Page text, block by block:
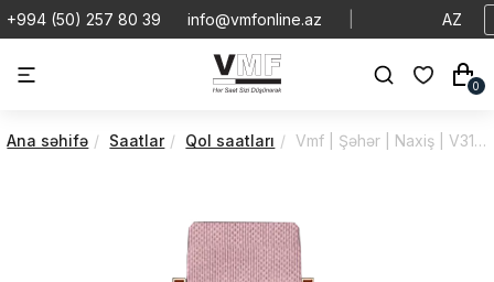
+994 (50) 257 80 39 info@vmfonline.az AZ
0
Ana səhifə Saatlar Qol saatları Vmf | Şəhər | Naxiş | V3150/2PC0/1M9/79